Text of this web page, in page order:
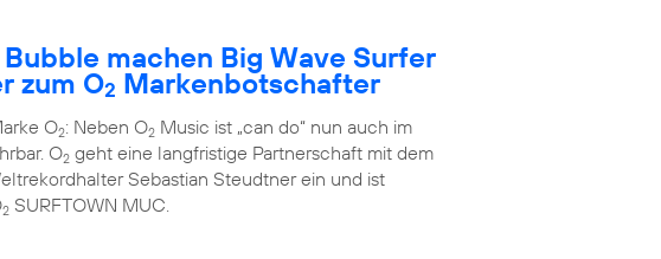
machen Big Wave Surfer
zum O2 Markenbotschafter
O2: Neben O2 Music ist „can do“ nun auch im
O2 geht eine langfristige Partnerschaft mit dem
Sebastian Steudtner ein und ist
2 SURFTOWN MUC.